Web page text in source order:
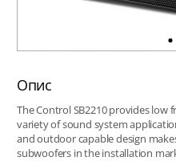
Опис
The Control SB2210 provides
variety of sound system
and outdoor capable design
subwoofers in the installation